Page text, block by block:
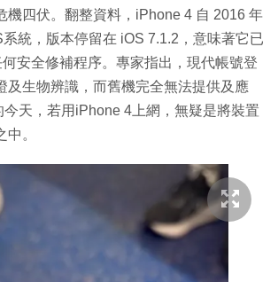
機四伏。翻整資料，iPhone 4 自 2016 年
統，版本停留在 iOS 7.1.2，意味著它已
安全修補程序。專家指出，現代帳號登
及生物辨識，而舊機完全無法提供及應
天，若用iPhone 4上網，無疑是將裝置
。